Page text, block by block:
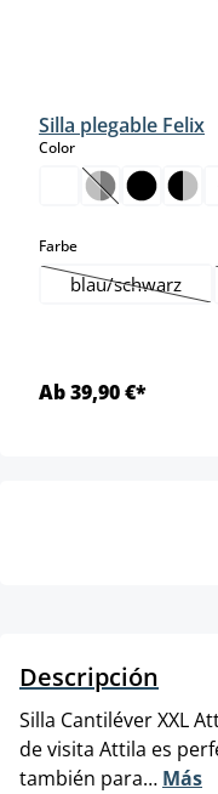
Silla plegable Felix
Colorselect
(Esta opción no
Farbeselect
blau/schwarz
(Esta opción
Ab 39,90 €*
Descripción
Silla Cantiléver XXL
de visita Attila es
también para… Más